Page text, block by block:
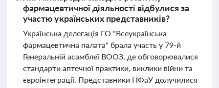
фармацевтичної діяльності відбулися за
участю українських представників?
Українська делегація ГО "Всеукраїнська
фармацевтична палата" брала участь у 79-й
Генеральній асамблеї ВООЗ, де обговорювалися
стандарти аптечної практики, виклики війни та
євроінтеграції. Представники НФаУ долучилися